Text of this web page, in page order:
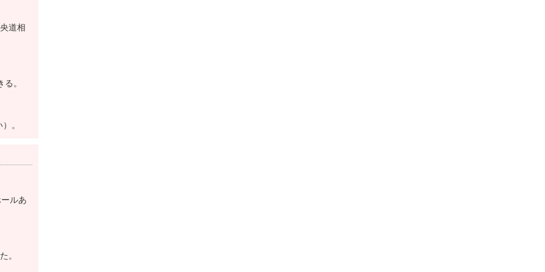
定後】8,400円（税別）
が必要ですが、紹介者が見つからない場合は面接にて対応し
を実施するため、通常の紹介者２名をつけた入会申込よりも
道相
。
。
ルあ
。